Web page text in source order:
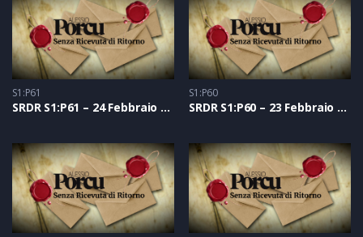
S1:P61
SRDR S1:P61 – 24 Febbraio 2021
S1:P60
SRDR S1:P60 – 23 Febbraio 2021